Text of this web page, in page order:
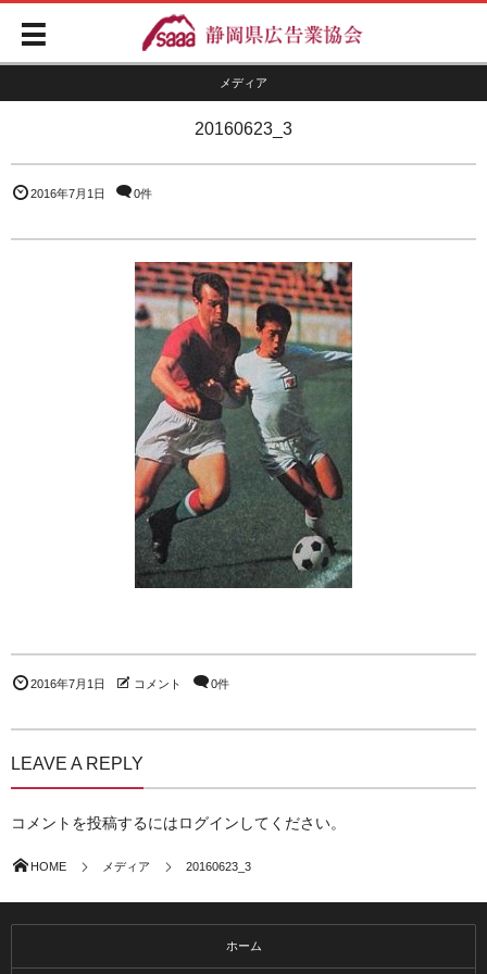
メディア
20160623_3
2016年7月1日 0件
2016年7月1日 コメント 0件
LEAVE A REPLY
コメントを投稿するにはログイン してください。
HOME メディア 20160623_3
ホーム